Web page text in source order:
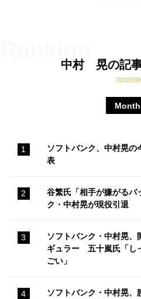
中村 晃の記
ソフトバンク、中村晃の
表
谷繁氏「相手が嫌がるバ
ク・中村晃が現役引退
ソフトバンク・中村晃、
ギュラー 五十嵐氏「し
ごい」
ソフトバンク・中村晃